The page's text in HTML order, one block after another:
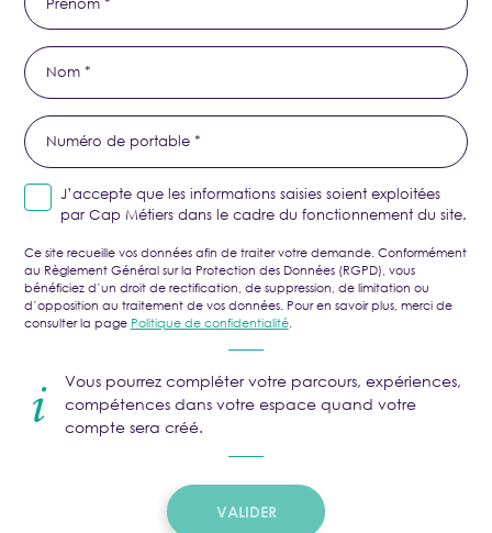
Nom *
Numéro de portable *
J’accepte que les informations saisies soient exploitées
par Cap Métiers dans le cadre du fonctionnement du site.
Ce site recueille vos données afin de traiter votre demande. Conformément
au Règlement Général sur la Protection des Données (RGPD), vous
bénéficiez d’un droit de rectification, de suppression, de limitation ou
d’opposition au traitement de vos données. Pour en savoir plus, merci de
consulter la page Politique de confidentialité.
Vous pourrez compléter votre parcours, expériences,
compétences dans votre espace quand votre
compte sera créé.
VALIDER